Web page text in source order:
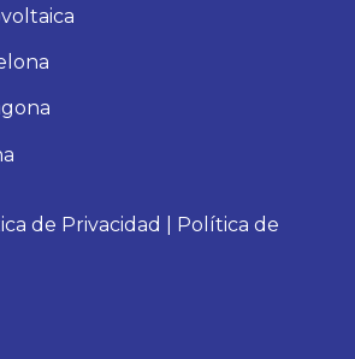
de Privacidad
Política de